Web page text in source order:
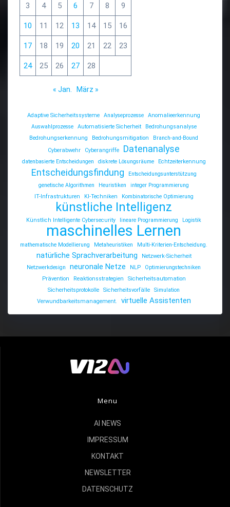
3 4 5 6 7 8 9
10 11 12 13 14 15 16
17 18 19 20 21 22 23
24 25 26 27 28
« Jan. März »
Adaptive Sicherheitssysteme Analyseprozesse
Anomalieerkennung
Auswahlprozesse
Automatisierte Sicherheit
Bedrohungsanalyse
Bedrohungserkennung
Bedrohungsmitigation
Branch-and-Bound
Cyberabwehr
Cyberangriffe Datenanalyse
datenbasierte Entscheidungen diskrete Lösungsräume Echtzeiterkennung
Entscheidungsfindung
Entscheidungsunterstützung
genetische Algorithmen
Heuristiken
integer Programmierung
IT-Infrastrukturen
KI-Techniken Kombinatorische Optimierung
künstliche Intelligenz
Künstlich Intelligente Cybersecurity lineare Programmierung Logistik
maschinelles Lernen
mathematische Modellierung Metaheuristiken Multi-Kriterien-Entscheidung.
natürliche Sprachverarbeitung
Netzwerk-Sicherheit
Netzwerkdesign
neuronale Netze NLP
Optimierungstechniken
Prävention
Reaktionsstrategien
Sicherheitsautomation
Sicherheitsprotokolle
Sicherheitsvorfälle
Simulation
Verwundbarkeitsmanagement.
virtuelle Assistenten
Menu
AI NEWS
IMPRESSUM
KONTAKT
NEWSLETTER
DATENSCHUTZ